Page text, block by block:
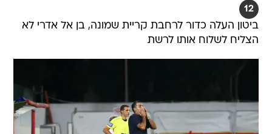
12
ביטון העלה כדור לרחבת קריית שמונה, בן אל אדרי לא
הצליח לשלוח אותו לרשת